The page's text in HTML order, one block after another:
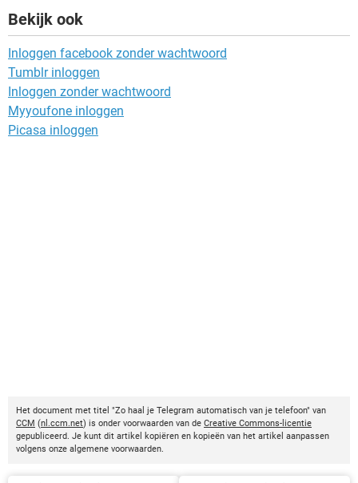
Bekijk ook
Inloggen facebook zonder wachtwoord
Tumblr inloggen
Inloggen zonder wachtwoord
Myyoufone inloggen
Picasa inloggen
Het document met titel "Zo haal je Telegram automatisch van je telefoon" van
CCM (nl.ccm.net) is onder voorwaarden van de Creative Commons-licentie
gepubliceerd. Je kunt dit artikel kopiëren en kopieën van het artikel aanpassen
volgens onze algemene voorwaarden.